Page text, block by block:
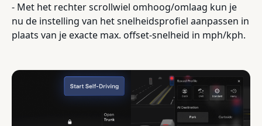
- Met het rechter scrollwiel omhoog/omlaag kun je
nu de instelling van het snelheidsprofiel aanpassen in
plaats van je exacte max. offset-snelheid in mph/kph.